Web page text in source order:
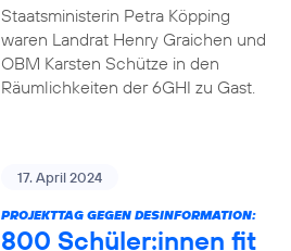
Staatsministerin Petra Köpping
waren Landrat Henry Graichen und
OBM Karsten Schütze in den
Räumlichkeiten der 6GHI zu Gast.
17. April 2024
PROJEKTTAG GEGEN DESINFORMATION:
800 Schüler:innen fit